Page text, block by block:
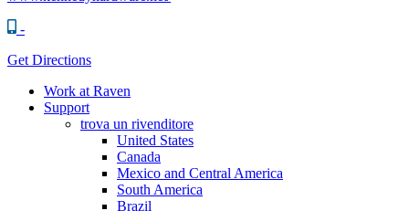
-
Get Directions
Work at Raven
Support
trova un rivenditore
United States
Canada
Mexico and Central America
South America
Brazil